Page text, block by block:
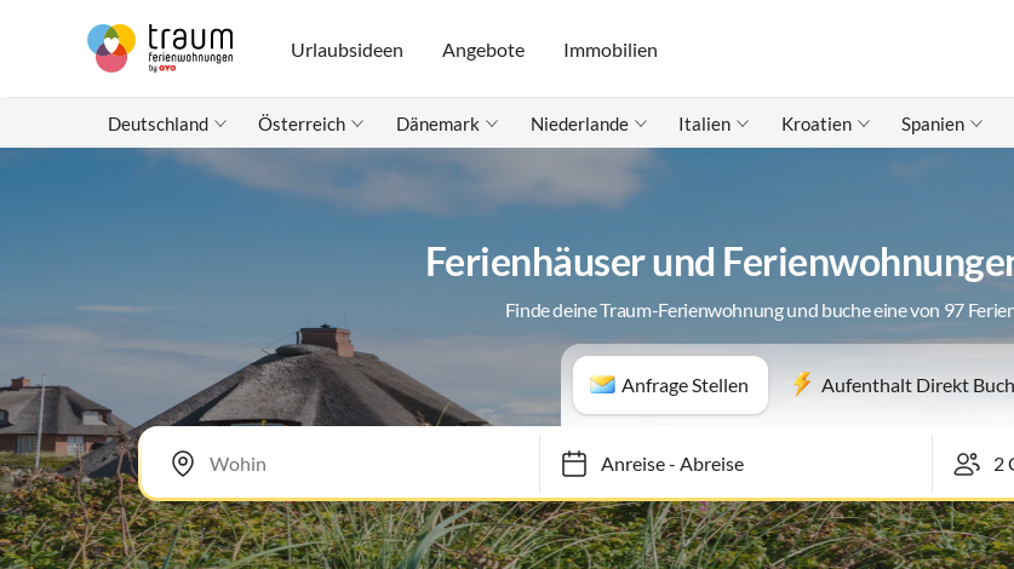
Urlaubsideen Angebote Immobilien
Deutschland Österreich Dänemark Niederlande Italien Kroatien Spanien
Ferienhäuser und
Finde deine Traum-Ferienwohnung und buche eine von 97
Anfrage Stellen Aufenthalt Direkt
Anreise-Abreise